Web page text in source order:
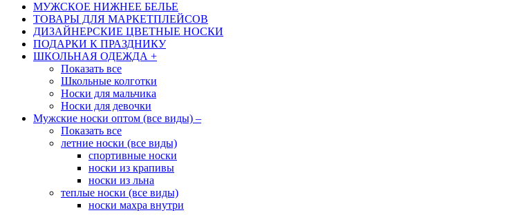
МУЖСКОЕ НИЖНЕЕ БЕЛЬЕ
ТОВАРЫ ДЛЯ МАРКЕТПЛЕЙСОВ
ДИЗАЙНЕРСКИЕ ЦВЕТНЫЕ НОСКИ
ПОДАРКИ К ПРАЗДНИКУ
ШКОЛЬНАЯ ОДЕЖДА +
Показать все
Школьные колготки
Носки для мальчика
Носки для девочки
Мужские носки оптом (все виды) –
Показать все
летние носки (все виды)
спортивные носки
носки из крапивы
носки из льна
теплые носки (все виды)
носки махра внутри